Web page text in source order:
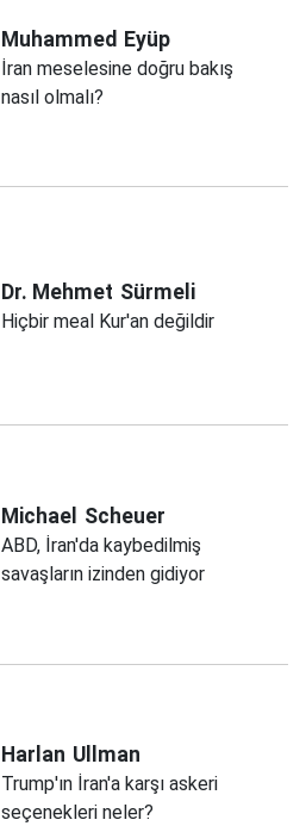
Muhammed Eyüp
İran meselesine doğru bakış
nasıl olmalı?
Dr. Mehmet Sürmeli
Hiçbir meal Kur'an değildir
Michael Scheuer
ABD, İran'da kaybedilmiş
savaşların izinden gidiyor
Harlan Ullman
Trump'ın İran'a karşı askeri
seçenekleri neler?